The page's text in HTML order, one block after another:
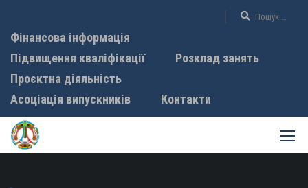
Фінансова інформація
Підвищення кваліфікації
Розклад занять
Проєктна діяльність
Асоціація випускників
Контакти